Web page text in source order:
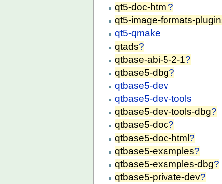
qt5-doc-html ?
qt5-image-formats-
qt5-qmake
qtads?
qtbase-abi-5-2-1?
qtbase5-dbg?
qtbase5-dev
qtbase5-dev-tools
qtbase5-dev-tools-dbg?
qtbase5-doc?
qtbase5-doc-html?
qtbase5-examples?
qtbase5-examples-dbg?
qtbase5-private-dev?